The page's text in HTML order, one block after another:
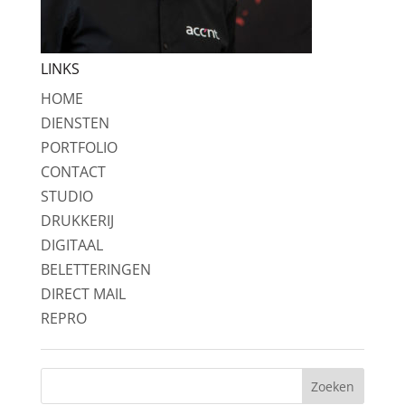
LINKS
HOME
DIENSTEN
PORTFOLIO
CONTACT
STUDIO
DRUKKERIJ
DIGITAAL
BELETTERINGEN
DIRECT MAIL
REPRO